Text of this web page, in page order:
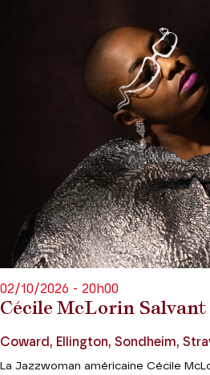
Cécile McLorin Salvant
02/10/2026 - 20h00
Coward, Ellington, Sondheim,
La Jazzwoman américaine Cécile